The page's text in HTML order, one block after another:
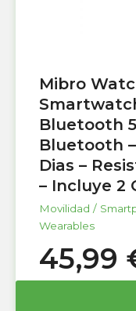
Mibro
Bluetooth
Bluetooth
Dias –
– Incluye 2
Movilidad /
Wearables
45,99